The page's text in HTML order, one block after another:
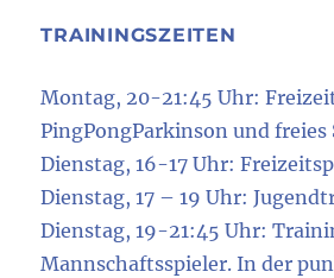
TRAININGSZEITEN
Montag, 20-21:45 Uhr:
PingPongParkinson und freies
Dienstag, 16-17 Uhr:
Dienstag, 17 – 19 Uhr:
Dienstag, 19-21:45 Uhr:
Mannschaftsspieler. In der